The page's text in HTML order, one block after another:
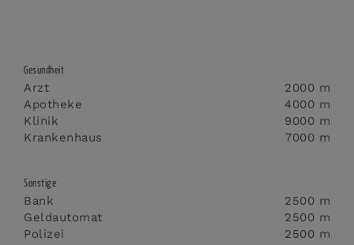
Gesundheit
Arzt
2000 m
Apotheke
4000 m
Klinik
9000 m
Krankenhaus
7000 m
Sonstige
Bank
2500 m
Geldautomat
2500 m
Polizei
2500 m